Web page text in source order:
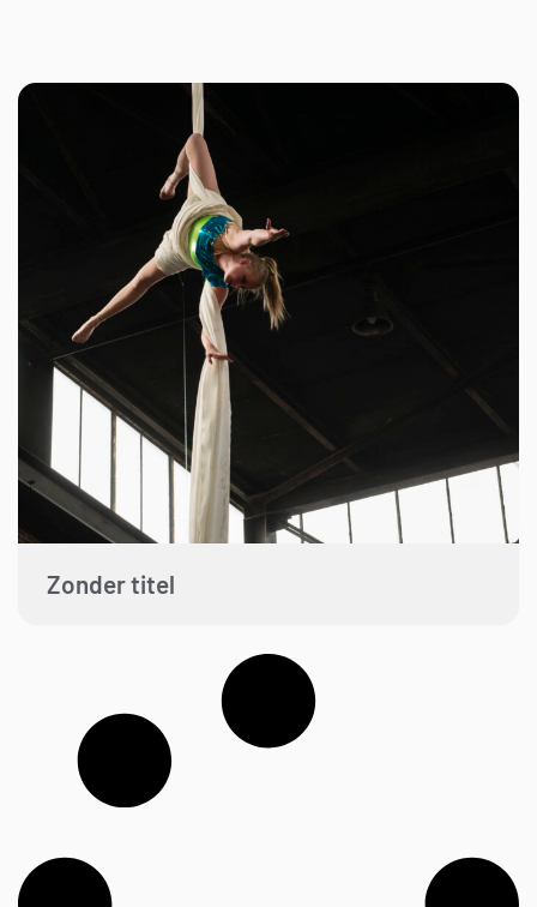
Zonder titel